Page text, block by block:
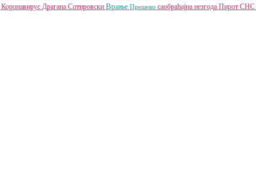
Коронавирус Драгана Сотировски Врање Прешево саобраћајна незгода Пирот СНС